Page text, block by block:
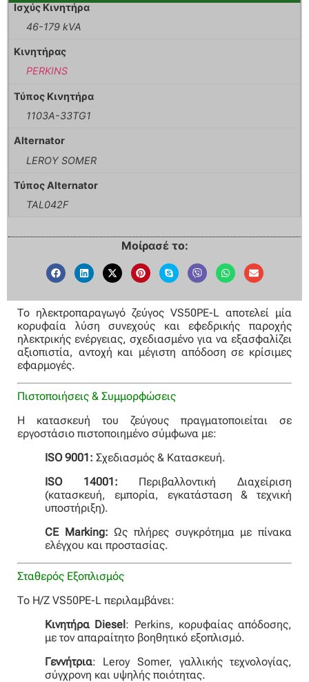
Μοίρασέ το:
Ισχύς Κινητήρα
46-179 kVA
Κινητήρας
PERKINS
Τύπος Κινητήρα
1103A-33TG1
Alternator
LEROY SOMER
Τύπος Alternator
TAL042F
Το ηλεκτροπαραγωγό ζεύγος VS50PE-L αποτελεί μία
κορυφαία λύση συνεχούς και εφεδρικής παροχής
ηλεκτρικής ενέργειας, σχεδιασμένο για να εξασφαλίζει
αξιοπιστία, αντοχή και μέγιστη απόδοση σε κρίσιμες
εφαρμογές.
Πιστοποιήσεις & Συμμορφώσεις
Η κατασκευή του ζεύγους πραγματοποιείται σε
εργοστάσιο πιστοποιημένο σύμφωνα με:
ISO 9001: Σχεδιασμός & Κατασκευή.
ISO 14001: Περιβαλλοντική Διαχείριση
(κατασκευή, εμπορία, εγκατάσταση & τεχνική
υποστήριξη).
CE Marking: Ως πλήρες συγκρότημα με πίνακα
ελέγχου και προστασίας.
Σταθερός Εξοπλισμός
Το Η/Ζ VS50PE-L περιλαμβάνει:
Κινητήρα Diesel: Perkins, κορυφαίας απόδοσης,
με τον απαραίτητο βοηθητικό εξοπλισμό.
Γεννήτρια: Leroy Somer, γαλλικής τεχνολογίας,
σύγχρονη και υψηλής ποιότητας.